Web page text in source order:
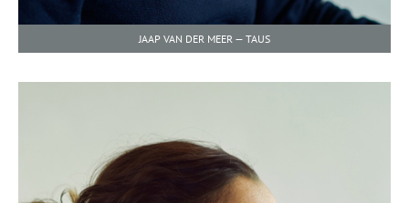
JAAP VAN DER MEER — TAUS